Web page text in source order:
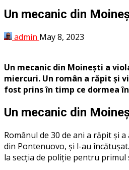
Un mecanic din
admin May 8, 2023
Un mecanic din Moinești a
miercuri. Un român a răpit și
fost prins în timp ce dormea
Un mecanic din
Românul de 30 de ani a răpit și
din Pontenuovo, și l-au
la secția de poliție pentru